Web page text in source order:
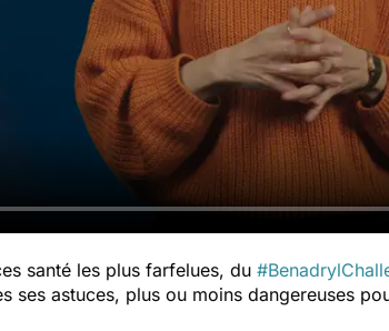
santé les plus farfelues, du
ses astuces, plus ou moins dangereuses